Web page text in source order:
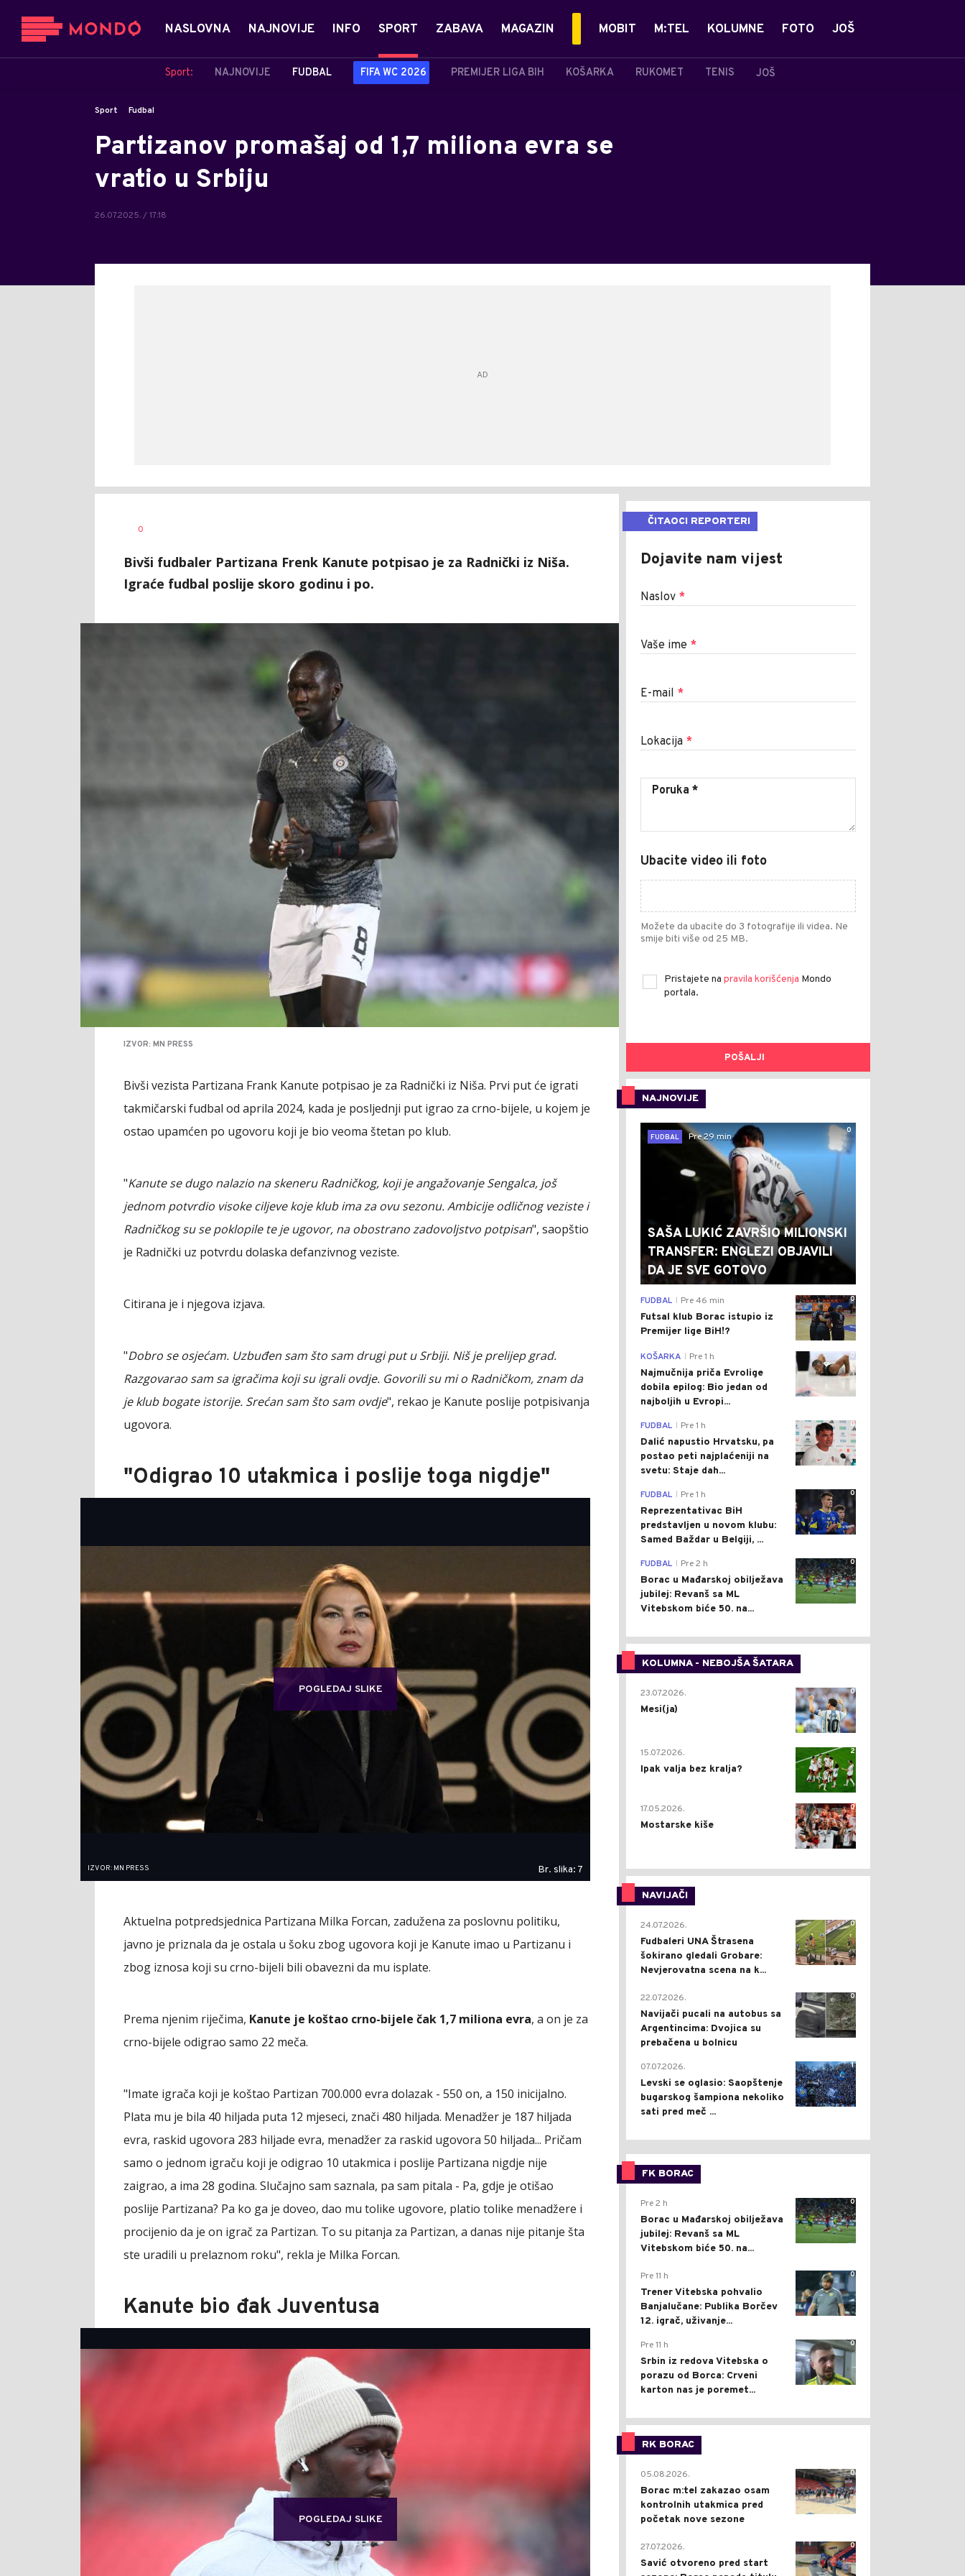
NASLOVNA NAJNOVIJE INFO SPORT
Sport: NAJNOVIJE FUDBAL FIFA WC 2026 PREMIJER LIGA BIH KOŠARKA RUKOMET TENIS JOŠ
ZABAVA MAGAZIN MOBIT M:TEL KOLUMNE FOTO JOŠ
Sport Fudbal
Partizanov promašaj od 1,7 miliona evra se
vratio u Srbiju
26.07.2025. / 17:18
AUTOR
0
Bivši fudbaler Partizana Frenk Kanute potpisao je za Radnički iz Niša.
Igraće fudbal poslije skoro godinu i po.
IZVOR: MN PRESS
Bivši vezista Partizana Frank Kanute potpisao je za Radnički iz Niša. Prvi put će igrati
takmičarski fudbal od aprila 2024, kada je posljednji put igrao za crno-bijele, u kojem je
ostao upamćen po ugovoru koji je bio veoma štetan po klub.
"Kanute se dugo nalazio na skeneru Radničkog, koji je angažovanje Sengalca, još
jednom potvrdio visoke ciljeve koje klub ima za ovu sezonu. Ambicije odličnog veziste i
Radničkog su se poklopile te je ugovor, na obostrano zadovoljstvo potpisan", saopštio
je Radnički uz potvrdu dolaska defanzivnog veziste.
Citirana je i njegova izjava.
"Dobro se osjećam. Uzbuđen sam što sam drugi put u Srbiji. Niš je prelijep grad.
Razgovarao sam sa igračima koji su igrali ovdje. Govorili su mi o Radničkom, znam da
je klub bogate istorije. Srećan sam što sam ovdje", rekao je Kanute poslije potpisivanja
ugovora.
"Odigrao 10 utakmica i poslije toga nigdje"
POGLEDAJ SLIKE
IZVOR: MN PRESS Br. slika: 7
Aktuelna potpredsjednica Partizana Milka Forcan, zadužena za poslovnu politiku,
javno je priznala da je ostala u šoku zbog ugovora koji je Kanute imao u Partizanu i
zbog iznosa koji su crno-bijeli bili obavezni da mu isplate.
Prema njenim riječima, Kanute je koštao crno-bijele čak 1,7 miliona evra, a on je za
crno-bijele odigrao samo 22 meča.
"Imate igrača koji je koštao Partizan 700.000 evra dolazak - 550 on, a 150 inicijalno.
Plata mu je bila 40 hiljada puta 12 mjeseci, znači 480 hiljada. Menadžer je 187 hiljada
evra, raskid ugovora 283 hiljade evra, menadžer za raskid ugovora 50 hiljada... Pričam
samo o jednom igraču koji je odigrao 10 utakmica i poslije Partizana nigdje nije
zaigrao, a ima 28 godina. Slučajno sam saznala, pa sam pitala - Pa, gdje je otišao
poslije Partizana? Pa ko ga je doveo, dao mu tolike ugovore, platio tolike menadžere i
procijenio da je on igrač za Partizan. To su pitanja za Partizan, a danas nije pitanje šta
ste uradili u prelaznom roku", rekla je Milka Forcan.
Kanute bio đak Juventusa
POGLEDAJ SLIKE
ČITAOCI REPORTERI
Dojavite nam vijest
Naslov *
Vaše ime *
E-mail *
Lokacija *
Ubacite video ili foto
Možete da ubacite do 3 fotografije ili videa. Ne
smije biti više od 25 MB.
Pristajete na pravila korišćenja Mondo
portala.
POŠALJI
NAJNOVIJE
0
FUDBAL
Pre 29 min
SAŠA LUKIĆ ZAVRŠIO MILIONSKI
TRANSFER: ENGLEZI OBJAVILI
DA JE SVE GOTOVO
0
FUDBAL Pre 46 min
Futsal klub Borac istupio iz
Premijer lige BiH!?
0
KOŠARKA Pre 1 h
Najmučnija priča Evrolige
dobila epilog: Bio jedan od
najboljih u Evropi...
0
FUDBAL Pre 1 h
Dalić napustio Hrvatsku, pa
postao peti najplaćeniji na
svetu: Staje dah...
0
FUDBAL Pre 1 h
Reprezentativac BiH
predstavljen u novom klubu:
Samed Baždar u Belgiji, ...
0
FUDBAL Pre 2 h
Borac u Mađarskoj obilježava
jubilej: Revanš sa ML
Vitebskom biće 50. na...
KOLUMNA - NEBOJŠA ŠATARA
0
23.07.2026.
Mesi(ja)
2
15.07.2026.
Ipak valja bez kralja?
0
17.05.2026.
Mostarske kiše
NAVIJAČI
0
24.07.2026.
Fudbaleri UNA Štrasena
šokirano gledali Grobare:
Nevjerovatna scena na k...
0
22.07.2026.
Navijači pucali na autobus sa
Argentincima: Dvojica su
prebačena u bolnicu
1
07.07.2026.
Levski se oglasio: Saopštenje
bugarskog šampiona nekoliko
sati pred meč ...
FK BORAC
0
Pre 2 h
Borac u Mađarskoj obilježava
jubilej: Revanš sa ML
Vitebskom biće 50. na...
0
Pre 11 h
Trener Vitebska pohvalio
Banjalučane: Publika Borčev
12. igrač, uživanje...
0
Pre 11 h
Srbin iz redova Vitebska o
porazu od Borca: Crveni
karton nas je poremet...
RK BORAC
0
05.08.2026.
Borac m:tel zakazao osam
kontrolnih utakmica pred
početak nove sezone
0
27.07.2026.
Savić otvoreno pred start